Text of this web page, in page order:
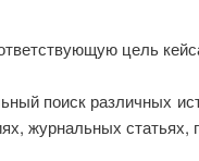
цель
поиск различных
журнальных статьях,